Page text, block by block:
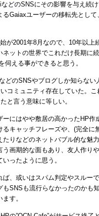
どのSNSにその影響を与え続
るGaiaxユーザーの移転先とし
が2001年8月なので、10年以
ネットの世界でこれだけ長期に
伺える事ができると思う。
どのSNSやブログしか知らない
コミュニティ存在していた。
と言う意味に等しい。
ーにはやや敷居の高かったHP
るキャッチフレーズや、(完全
たりなどのネットバブル的な魅
う画期的な面もあり、友人作り
ったように思う。
ば、或いはスパム判定やスルー
もSNSも流行らなかったのかも
す。